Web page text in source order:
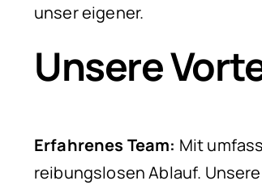
unser eigener.
Unsere
Erfahrenes Team: Mit
reibungslosen Ablauf.